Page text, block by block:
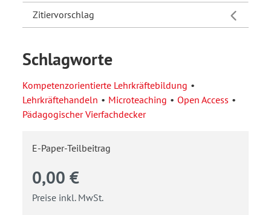
Zitiervorschlag
Schlagworte
Kompetenzorientierte Lehrkräftebildung
Lehrkräftehandeln
Microteaching
Open Access
Pädagogischer Vierfachdecker
E-Paper-Teilbeitrag
0,00 €
Preise inkl. MwSt.